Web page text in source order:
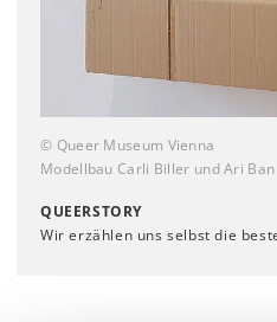
© Queer Museum Vienna
Modellbau Carli Biller und Ari Ban
QUEERSTORY
Wir erzählen uns selbst die